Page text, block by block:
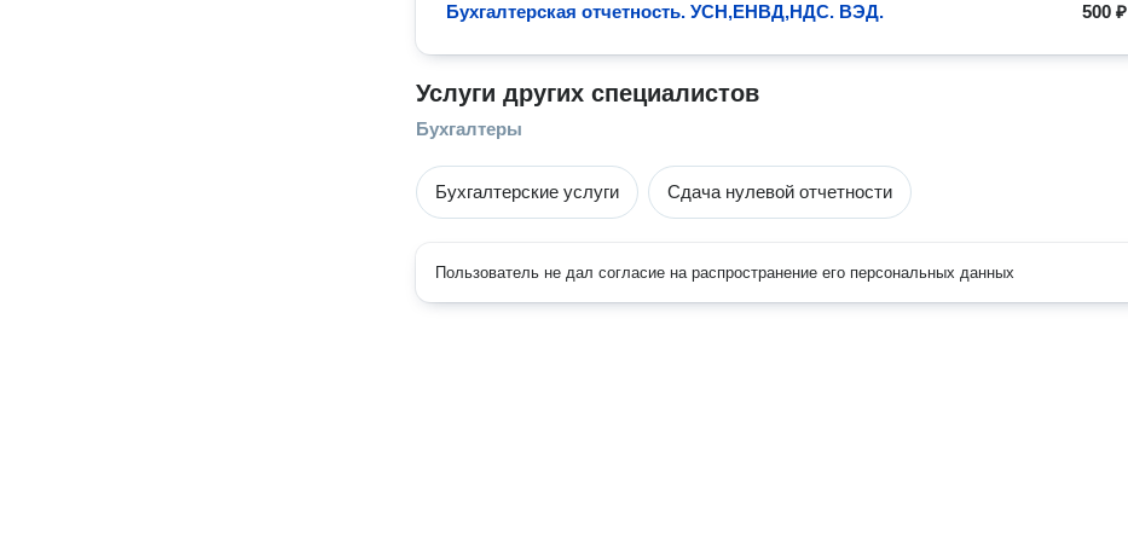
500 ₽
Бухгалтерская отчетность. УСН,ЕНВД,НДС. ВЭД.
Услуги других специалистов
Бухгалтеры
Бухгалтерские услуги Сдача нулевой отчетности
Пользователь не дал согласие на распространение его персональных данных